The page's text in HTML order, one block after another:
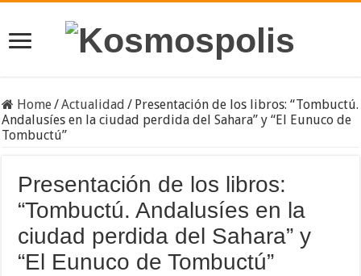
Home/Actualidad / Presentación de los libros: “Tombuctú.
Andalusíes en la ciudad perdida del Sahara” y “El Eunuco de
Tombuctú”
Presentación de los libros:
“Tombuctú. Andalusíes en la
ciudad perdida del Sahara” y
“El Eunuco de Tombuctú”